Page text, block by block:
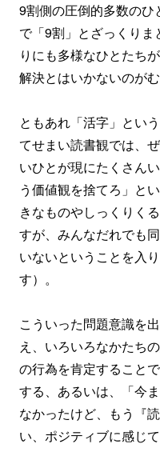
9割側の圧倒的多数の
で「9割」とざっくりま
りにも多様なひとたち
解決とはいかないのが
ともあれ「活字」とい
てせまい読書観では、
いひとが現にたくさん
う価値観を捨てろ」と
きなものやしっくりく
すが、みんなだれでも
いないということを入
す）。
こういった問題意識を
え、いろいろなかたち
の行為を肯定すること
する、あるいは、「今
なかったけど、もう『
い、ポジティブに感じ